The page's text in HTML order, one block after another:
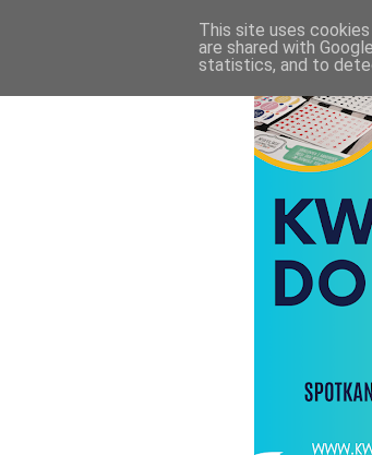
This site uses
are shared with
statistics, and to